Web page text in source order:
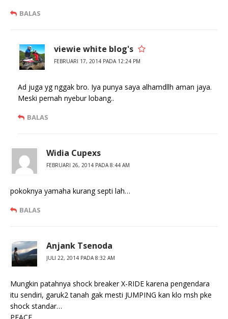
BALAS
viewie white blog's
FEBRUARI 17, 2014 PADA 12:24 PM
Ad juga yg nggak bro. Iya punya saya alhamdllh aman jaya.
Meski pernah nyebur lobang..
BALAS
Widia Cupexs
FEBRUARI 26, 2014 PADA 8:44 AM
pokoknya yamaha kurang septi lah…
BALAS
Anjank Tsenoda
JULI 22, 2014 PADA 8:32 AM
Mungkin patahnya shock breaker X-RIDE karena pengendara
itu sendiri, garuk2 tanah gak mesti JUMPING kan klo msh pke
shock standar…